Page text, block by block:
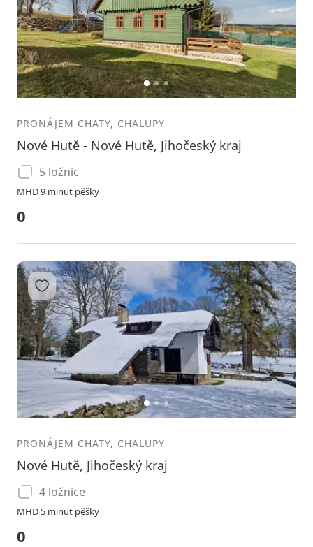
12 3
PRONÁJEM CHATY, CHALUPY
Nové Hutě - Nové Hutě, Jihočeský kraj
5 ložnic
MHD 9 minut pěšky
0
12 3
Přidat do oblíbených
PRONÁJEM CHATY, CHALUPY
Nové Hutě, Jihočeský kraj
4 ložnice
MHD 5 minut pěšky
0